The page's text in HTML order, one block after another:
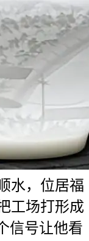
水，位居福
工场打形成
信号让他看